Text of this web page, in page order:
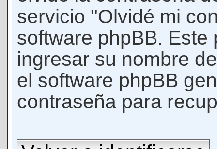
servicio "Olvidé mi
software phpBB.
ingresar su nombre
el software phpBB
contraseña para